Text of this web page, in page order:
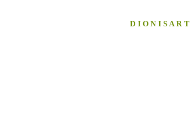
D I O N I S A R T